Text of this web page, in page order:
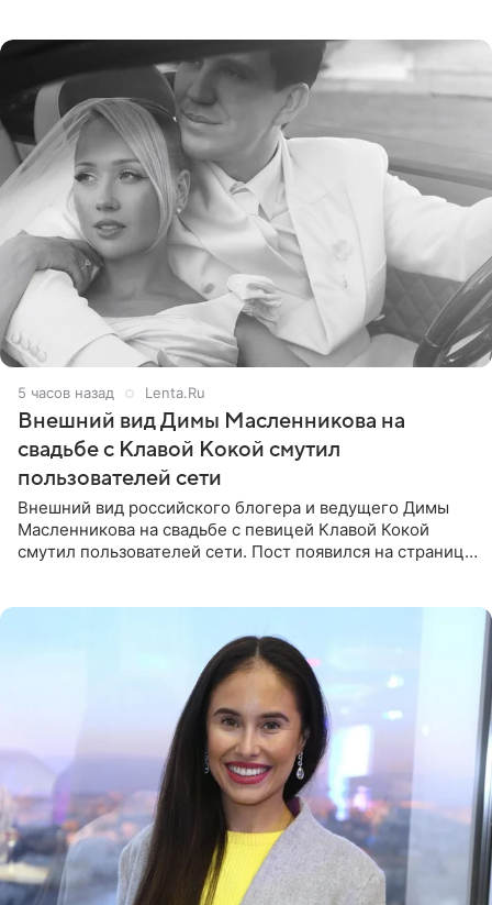
5 часов назад Lenta.Ru
Внешний вид Димы Масленникова на
свадьбе с Клавой Кокой смутил
пользователей сети
Внешний вид российского блогера и ведущего Димы
Масленникова на свадьбе с певицей Клавой Кокой
смутил пользователей сети. Пост появился на странице